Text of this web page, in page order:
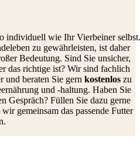
individuell wie Ihr Vierbeiner selbst.
zu gewährleisten, ist daher
Bedeutung. Sind Sie unsicher,
das richtige ist? Wir sind fachlich
und beraten Sie gern kostenlos zu
und -haltung. Haben Sie
Gespräch? Füllen Sie dazu gerne
gemeinsam das passende Futter
.